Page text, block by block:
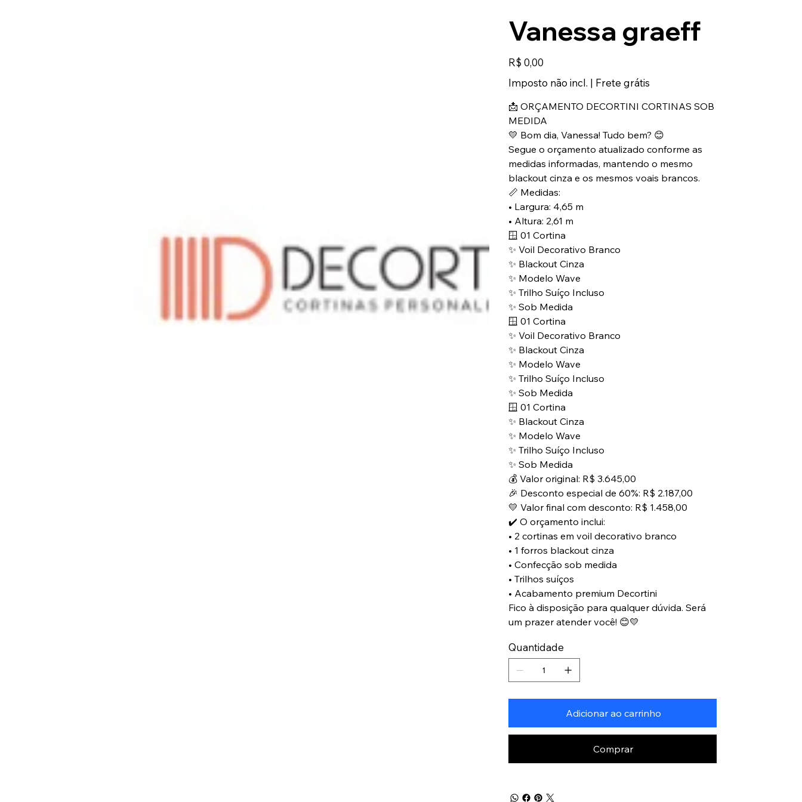
Vanessa graeff
Preço
R$ 0,00
Imposto não incl. | Frete grátis
📩 ORÇAMENTO DECORTINI CORTINAS SOB
MEDIDA
💛 Bom dia, Vanessa! Tudo bem? 😊
Segue o orçamento atualizado conforme as
medidas informadas, mantendo o mesmo
blackout cinza e os mesmos voais brancos.
📏 Medidas:
• Largura: 4,65 m
• Altura: 2,61 m
🪟 01 Cortina
✨ Voil Decorativo Branco
✨ Blackout Cinza
✨ Modelo Wave
✨ Trilho Suíço Incluso
✨ Sob Medida
🪟 01 Cortina
✨ Voil Decorativo Branco
✨ Blackout Cinza
✨ Modelo Wave
✨ Trilho Suíço Incluso
✨ Sob Medida
🪟 01 Cortina
✨ Blackout Cinza
✨ Modelo Wave
✨ Trilho Suíço Incluso
✨ Sob Medida
💰 Valor original: R$ 3.645,00
🎉 Desconto especial de 60%: R$ 2.187,00
💛 Valor final com desconto: R$ 1.458,00
✔️ O orçamento inclui:
• 2 cortinas em voil decorativo branco
• 1 forros blackout cinza
• Confecção sob medida
• Trilhos suíços
• Acabamento premium Decortini
Fico à disposição para qualquer dúvida. Será
um prazer atender você! 😊💛
Quantidade
Adicionar ao carrinho
Comprar